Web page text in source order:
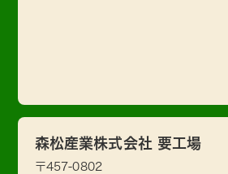
森松産業株式会社 要工場
〒457-0802